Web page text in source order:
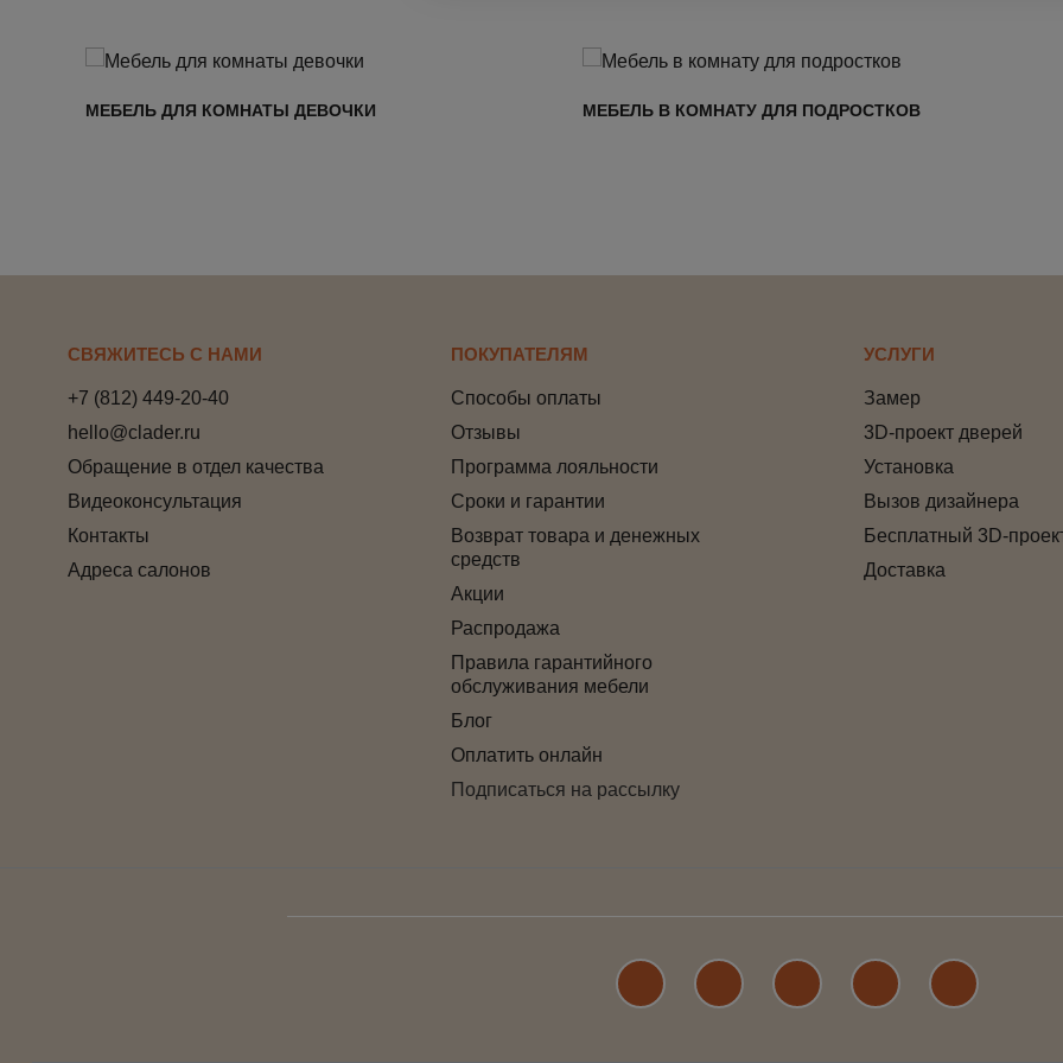
МЕБЕЛЬ ДЛЯ КОМНАТЫ ДЕВОЧКИ МЕБЕЛЬ В КОМНАТУ ДЛЯ ПОДРОСТКОВ
СВЯЖИТЕСЬ С НАМИ
+7 (812) 449-20-40
hello@clader.ru
Обращение в отдел качества
Видеоконсультация
Контакты
Адреса салонов
ПОКУПАТЕЛЯМ
Способы оплаты
Отзывы
Программа лояльности
Сроки и гарантии
Возврат товара и денежных
средств
Акции
Распродажа
Правила гарантийного
обслуживания мебели
Блог
Оплатить онлайн
Подписаться на рассылку
УСЛУГИ
Замер
3D-проект дверей
Установка
Вызов дизайнера
Бесплатный 3D-
Доставка